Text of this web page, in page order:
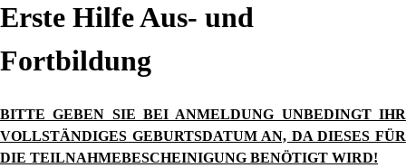
Erste Hilfe Aus- und
Fortbildung
BITTE GEBEN SIE BEI ANMELDUNG UNBEDINGT IHR
VOLLSTÄNDIGES GEBURTSDATUM AN, DA DIESES FÜR
DIE TEILNAHMEBESCHEINIGUNG BENÖTIGT WIRD!